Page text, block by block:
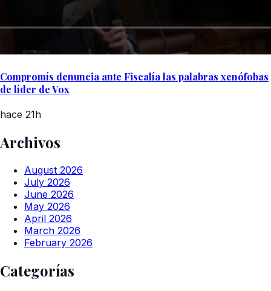
Compromís denuncia ante Fiscalía las palabras xenófobas
de líder de Vox
hace 21h
Archivos
August 2026
July 2026
June 2026
May 2026
April 2026
March 2026
February 2026
Categorías